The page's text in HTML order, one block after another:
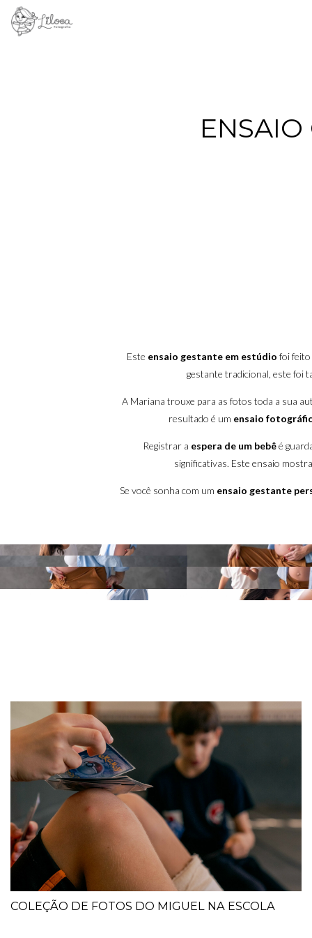
Este ensaio gestante em estúdio foi
gestante tradicional, este foi
A Mariana trouxe para as fotos toda a sua
resultado é um ensaio
Registrar a espera de um bebêé
significativas. Este ensaio
Se você sonha com um ensaio gestante
COLEÇÃO DE FOTOS DO MIGUEL NA ESCOLA